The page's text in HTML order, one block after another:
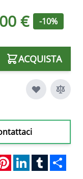
€ -10%
ACQUISTA
PinterestLinkedInTumblr